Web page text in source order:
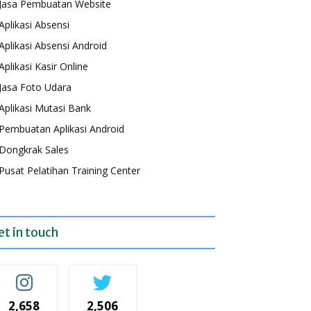
Pembuatan Website
Absensi
Absensi Android
Kasir Online
Foto Udara
Mutasi Bank
Aplikasi Android
Sales
Pelatihan Training Center
in touch
2,658 2,506